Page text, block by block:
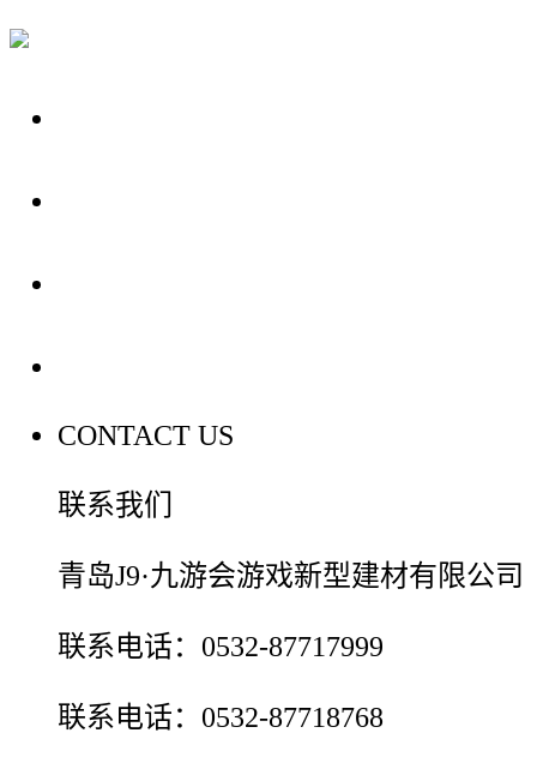
CONTACT US
联系我们
青岛J9·九游会游戏新型建材有限公司
联系电话：0532-87717999
联系电话：0532-87718768